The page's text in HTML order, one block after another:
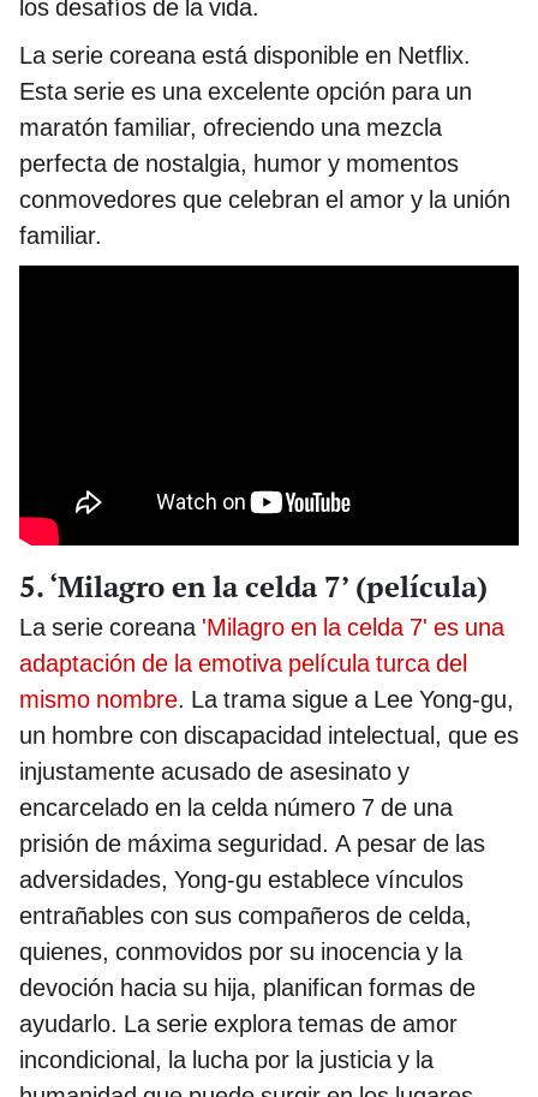
los desafíos de la vida.
La serie coreana está disponible en Netflix.
Esta serie es una excelente opción para un
maratón familiar, ofreciendo una mezcla
perfecta de nostalgia, humor y momentos
conmovedores que celebran el amor y la unión
familiar.
5. ‘Milagro en la celda 7’ (película)
La serie coreana'Milagro en la celda 7' es una
adaptación de la emotiva película turca del
mismo nombre. La trama sigue a Lee Yong-gu,
un hombre con discapacidad intelectual, que es
injustamente acusado de asesinato y
encarcelado en la celda número 7 de una
prisión de máxima seguridad. A pesar de las
adversidades, Yong-gu establece vínculos
entrañables con sus compañeros de celda,
quienes, conmovidos por su inocencia y la
devoción hacia su hija, planifican formas de
ayudarlo. La serie explora temas de amor
incondicional, la lucha por la justicia y la